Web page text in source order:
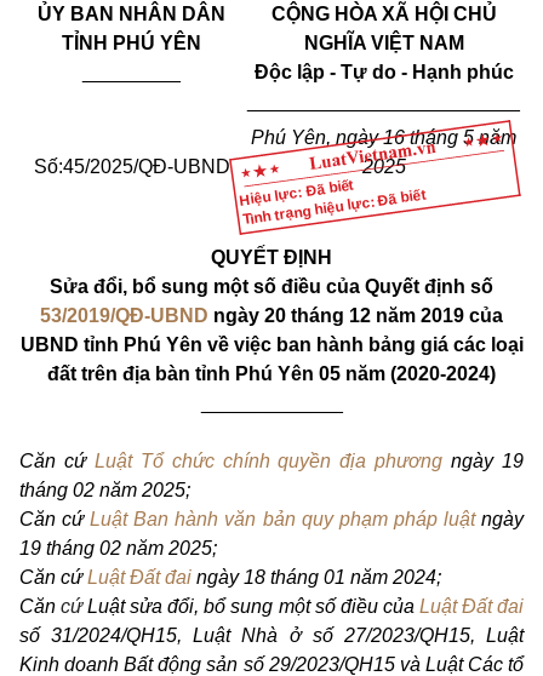
Hiệu lực: Đã biết
Tình trạng hiệu lực: Đã biết
ỦY BAN NHÂN DÂN
TỈNH PHÚ YÊN
CỘNG HÒA XÃ HỘI CHỦ
NGHĨA VIỆT NAM
Độc lập - Tự do - Hạnh phúc
Số:45/2025/QĐ-UBND
Phú Yên, ngày16tháng 5 năm
2025
QUYẾT ĐỊNH
Sửa đổi, bổ sung một số điều của Quyết định số
53/2019/QĐ-UBND ngày 20 tháng 12 năm 2019 của
UBND tỉnh Phú Yên về việc ban hành bảng giá các loại
đất trên địa bàn tỉnh Phú Yên 05 năm (2020-2024)
Căn cứ Luật Tổ chức chính quyền địa phươngngày 19
tháng 02 năm 2025;
Căn cứLuật Ban hành văn bản quy phạm pháp luậtngày
19 tháng 02 năm 2025;
Căn cứLuật Đất đai ngày 18 tháng 01 năm 2024;
CăncứLuật sửa đổi, bổ sung một số điều của Luật Đất đai
số 31/2024/QH15, Luật Nhà ở số 27/2023/QH15, Luật
Kinh doanh Bất động sản số 29/2023/QH15 và Luật Các tổ